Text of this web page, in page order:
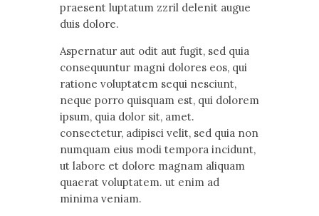
praesent luptatum zzril delenit augue
duis dolore.
Aspernatur aut odit aut fugit, sed quia
consequuntur magni dolores eos, qui
ratione voluptatem sequi nesciunt,
neque porro quisquam est, qui dolorem
ipsum, quia dolor sit, amet.
consectetur, adipisci velit, sed quia non
numquam eius modi tempora incidunt,
ut labore et dolore magnam aliquam
quaerat voluptatem. ut enim ad
minima veniam.